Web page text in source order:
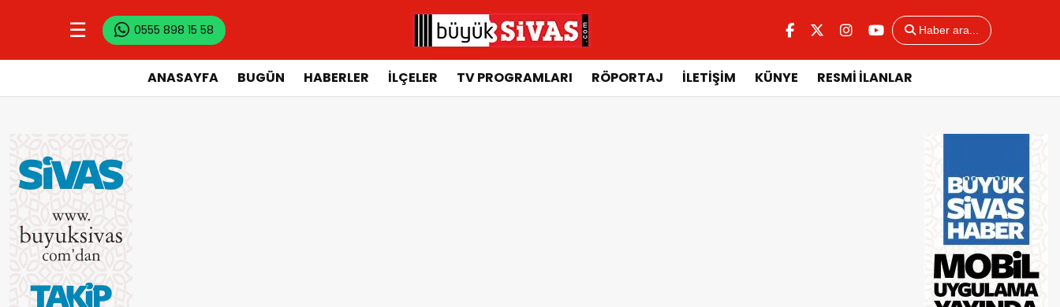
☰ 0555 898 15 58 Haber ara...
ANASAYFA BUGÜN HABERLER İLÇELER TV PROGRAMLARI RÖPORTAJ İLETİŞİM KÜNYE RESMİ İLANLAR